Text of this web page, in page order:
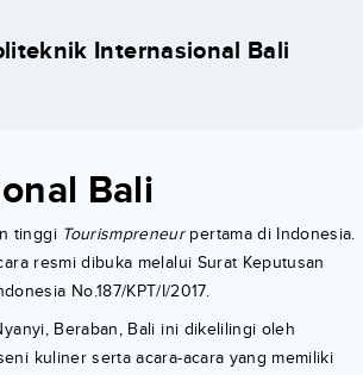
Internasional Bali
Bali
tinggi Tourismpreneurpertama di Indonesia.
resmi dibuka melalui Surat Keputusan
No.187/KPT/I/2017.
Beraban, Bali ini dikelilingi oleh
kuliner serta acara-acara yang memiliki